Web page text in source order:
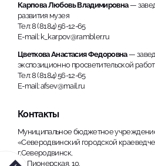
Карпова Любовь Владимировна—
развития музея
Тел: 8 (8184) 56-12-65
E-mail: k_karpov@rambler.ru
Цветкова Анастасия Федоровна—
экспозиционно просветительской
Тел: 8 (8184) 56-12-65
E-mail: afsev@mail.ru
Контакты
Муниципальное бюджетное
«Северодвинский городской
г.Северодвинск,
ул. Пионерская, 10.